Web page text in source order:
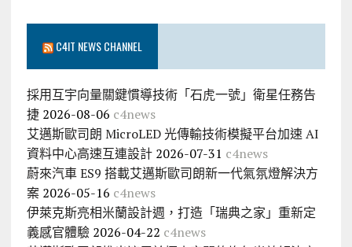
C4IT NEWS CHANNEL
採用互宇向量關鍵慣導技術「石虎一號」衛星任務告
捷 2026-08-06 c4news
艾邁斯歐司朗 MicroLED 光傳輸技術模擬平台加速 AI
資料中心高速互連設計 2026-07-31 c4news
蔚來汽車 ES9 搭載艾邁斯歐司朗新一代氣氛燈解決方
案 2026-05-16 c4news
伊萊克斯亮相米蘭設計週，打造「瑞典之家」重新定
義感官體驗 2026-04-22 c4news